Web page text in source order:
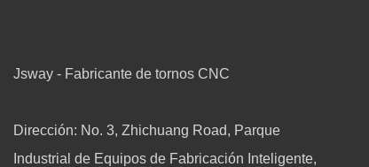
Jsway - Fabricante de tornos CNC
Dirección: No. 3, Zhichuang Road, Parque
Industrial de Equipos de Fabricación Inteligente,